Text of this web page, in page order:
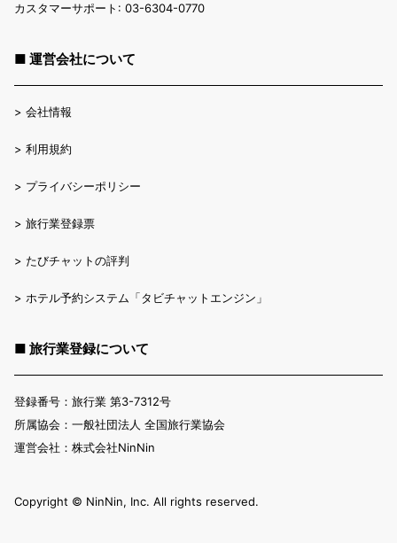
カスタマーサポート: 03-6304-0770
■ 運営会社について
> 会社情報
> 利用規約
> プライバシーポリシー
> 旅行業登録票
> たびチャットの評判
> ホテル予約システム「タビチャットエンジン」
■ 旅行業登録について
登録番号：旅行業 第3-7312号
所属協会：一般社団法人 全国旅行業協会
運営会社：株式会社NinNin
Copyright ©︎ NinNin, Inc. All rights reserved.